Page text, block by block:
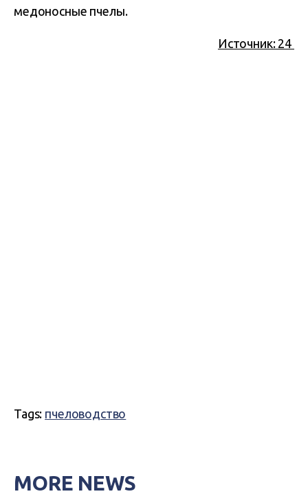
медоносные пчелы.
Источник: 24
Tags: пчеловодство
MORE NEWS